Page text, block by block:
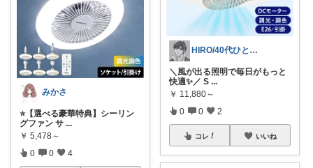
みかさ
⭐️【選べる豪華特典】シーリン
グファン サ ...
￥ 5,478～
0 0 4
HIRO/40代ひとり暮らし
＼風が出る照明で毎日がもっと
快適✨／ S ...
￥ 11,880～
0 0 2
コレ いいね